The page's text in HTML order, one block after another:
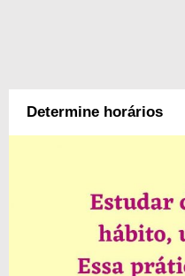
Determine horários